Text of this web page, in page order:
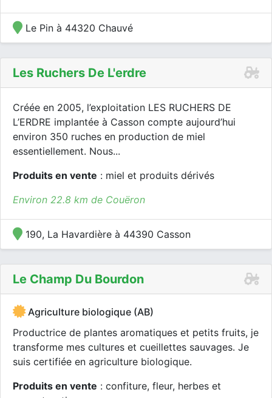
Le Pin à 44320 Chauvé
Les Ruchers De L'erdre
Créée en 2005, l’exploitation LES RUCHERS DE
L’ERDRE implantée à Casson compte aujourd’hui
environ 350 ruches en production de miel
essentiellement. Nous...
Produits en vente : miel et produits dérivés
Environ 22.8 km de Couëron
190, La Havardière à 44390 Casson
Le Champ Du Bourdon
Agriculture biologique (AB)
Productrice de plantes aromatiques et petits fruits, je
transforme mes cultures et cueillettes sauvages. Je
suis certifiée en agriculture biologique.
Produits en vente : confiture, fleur, herbes et